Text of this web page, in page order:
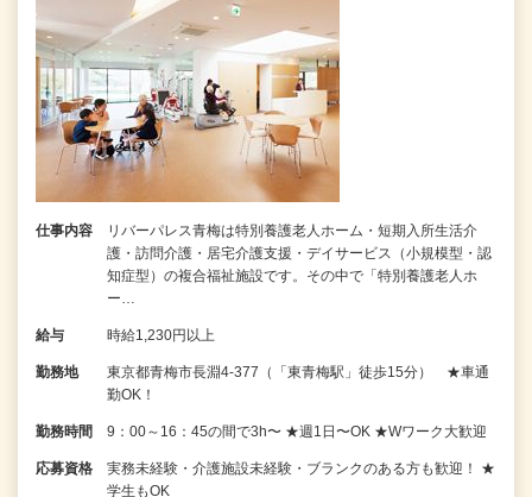
仕事内容
リバーパレス青梅は特別養護老人ホーム・短期入所生活介
護・訪問介護・居宅介護支援・デイサービス（小規模型・認
知症型）の複合福祉施設です。その中で「特別養護老人ホ
ー…
給与 時給1,230円以上
勤務地
東京都青梅市長淵4-377（「東青梅駅」徒歩15分） ★車通
勤OK！
勤務時間 9：00～16：45の間で3h〜 ★週1日〜OK ★Wワーク大歓迎
応募資格
実務未経験・介護施設未経験・ブランクのある方も歓迎！ ★
学生もOK